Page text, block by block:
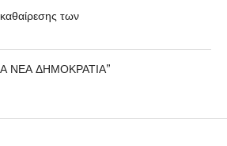
των
ΝΕΑ ΔΗΜΟΚΡΑΤΙΑ”